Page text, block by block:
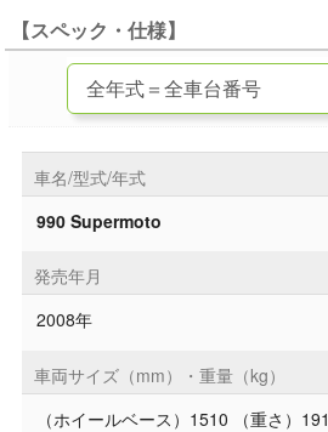
【スペック・仕様】
車名/型式/年式
990 Supermoto
発売年月
2008年
車両サイズ（mm）・重量（kg）
（ホイールベース）1510 （重さ）191